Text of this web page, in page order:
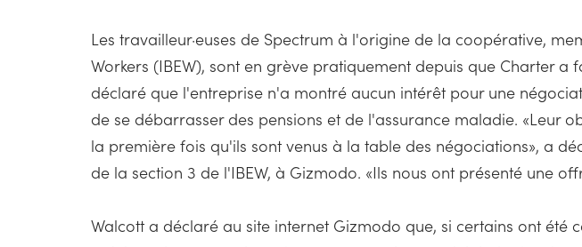
Les travailleur·euses de Spectrum à l'origine de la coopérative,
Workers (IBEW), sont en grève pratiquement depuis que Charter a
déclaré que l'entreprise n'a montré aucun intérêt pour une
de se débarrasser des pensions et de l'assurance maladie. «Leur
la première fois qu'ils sont venus à la table des négociations», a
de la section 3 de l'IBEW, à Gizmodo. «Ils nous ont présenté une
Walcott a déclaré au site internet Gizmodo que, si certains ont été